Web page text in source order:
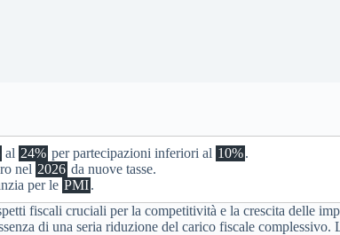
al 24% per partecipazioni inferiori al 10%.
nel 2026 da nuove tasse.
per le PMI.
fiscali cruciali per la competitività e la crescita delle
di una seria riduzione del carico fiscale